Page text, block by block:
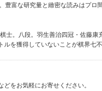
富な研究量と緻密な読みはプロ
士。八段。羽生善治四冠・佐藤康
を獲得していないことが棋界七
をお気軽にお寄せください。